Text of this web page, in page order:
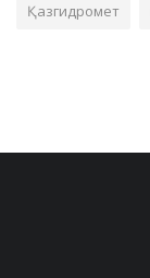
Қазгидромет